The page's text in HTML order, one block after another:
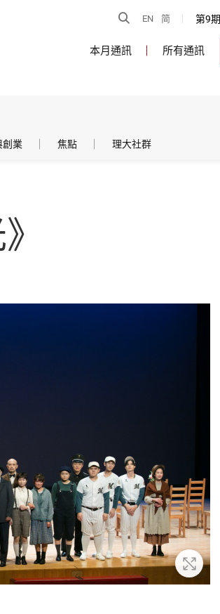
開啟搜尋
EN 简 第9期
本月通訊 所有通訊
創業 焦點 理大社群
放大